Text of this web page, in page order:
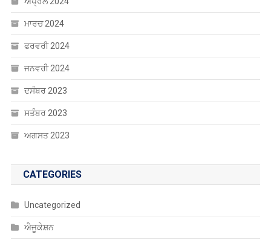
ਜਨਵਰੀ 2024
ਦਸੰਬਰ 2023
ਸਤੰਬਰ 2023
ਅਗਸਤ 2023
ਸੰਸਾਰ
ਸਾਹਿਤ